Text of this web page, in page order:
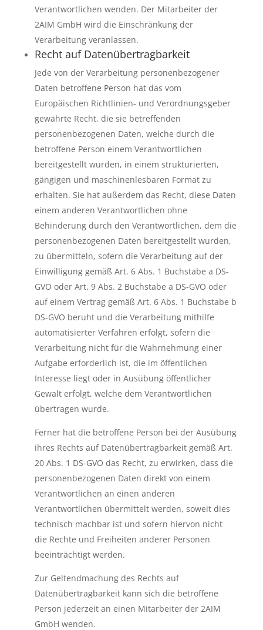
Verantwortlichen wenden. Der Mitarbeiter der
2AIM GmbH wird die Einschränkung der
Verarbeitung veranlassen.
Recht auf Datenübertragbarkeit
Jede von der Verarbeitung personenbezogener
Daten betroffene Person hat das vom
Europäischen Richtlinien- und Verordnungsgeber
gewährte Recht, die sie betreffenden
personenbezogenen Daten, welche durch die
betroffene Person einem Verantwortlichen
bereitgestellt wurden, in einem strukturierten,
gängigen und maschinenlesbaren Format zu
erhalten. Sie hat außerdem das Recht, diese Daten
einem anderen Verantwortlichen ohne
Behinderung durch den Verantwortlichen, dem die
personenbezogenen Daten bereitgestellt wurden,
zu übermitteln, sofern die Verarbeitung auf der
Einwilligung gemäß Art. 6 Abs. 1 Buchstabe a DS-
GVO oder Art. 9 Abs. 2 Buchstabe a DS-GVO oder
auf einem Vertrag gemäß Art. 6 Abs. 1 Buchstabe b
DS-GVO beruht und die Verarbeitung mithilfe
automatisierter Verfahren erfolgt, sofern die
Verarbeitung nicht für die Wahrnehmung einer
Aufgabe erforderlich ist, die im öffentlichen
Interesse liegt oder in Ausübung öffentlicher
Gewalt erfolgt, welche dem Verantwortlichen
übertragen wurde.
Ferner hat die betroffene Person bei der Ausübung
ihres Rechts auf Datenübertragbarkeit gemäß Art.
20 Abs. 1 DS-GVO das Recht, zu erwirken, dass die
personenbezogenen Daten direkt von einem
Verantwortlichen an einen anderen
Verantwortlichen übermittelt werden, soweit dies
technisch machbar ist und sofern hiervon nicht
die Rechte und Freiheiten anderer Personen
beeinträchtigt werden.
Zur Geltendmachung des Rechts auf
Datenübertragbarkeit kann sich die betroffene
Person jederzeit an einen Mitarbeiter der 2AIM
GmbH wenden.